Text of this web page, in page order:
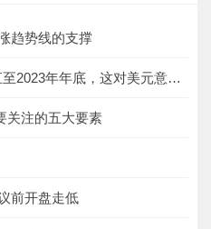
趋势线的支撑
美联储预计维持0%利率直至2023年年底，这对美元意味着什么?
关注的五大要素
前开盘走低